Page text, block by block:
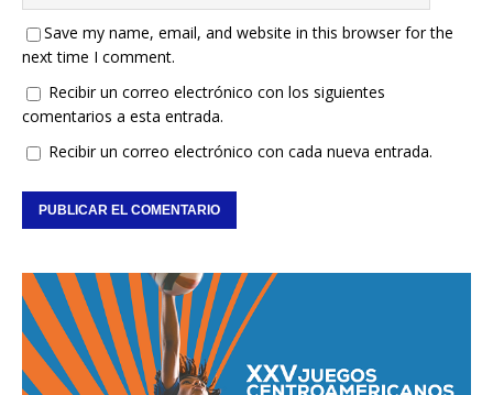
Save my name, email, and website in this browser for the
next time I comment.
Recibir un correo electrónico con los siguientes
comentarios a esta entrada.
Recibir un correo electrónico con cada nueva entrada.